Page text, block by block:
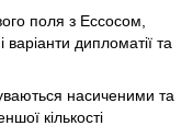
поля з Ессосом,
дипломатії та
насиченими та
кількості